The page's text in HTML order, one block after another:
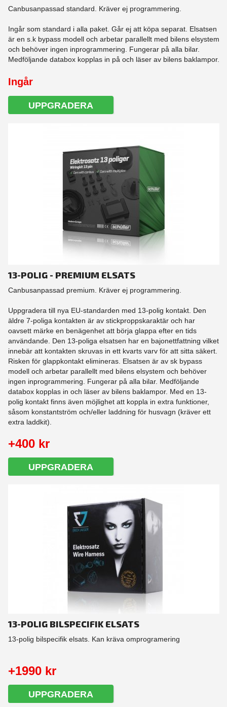
Canbusanpassad standard. Kräver ej programmering.
Ingår som standard i alla paket. Går ej att köpa separat. Elsatsen
är en s.k bypass modell och arbetar parallellt med bilens elsystem
och behöver ingen inprogrammering. Fungerar på alla bilar.
Medföljande databox kopplas in på och läser av bilens baklampor.
Ingår
UPPGRADERA
13-POLIG - PREMIUM ELSATS
Canbusanpassad premium. Kräver ej programmering.
Uppgradera till nya EU-standarden med 13-polig kontakt. Den
äldre 7-poliga kontakten är av stickproppskaraktär och har
oavsett märke en benägenhet att börja glappa efter en tids
användande. Den 13-poliga elsatsen har en bajonettfattning vilket
innebär att kontakten skruvas in ett kvarts varv för att sitta säkert.
Risken för glappkontakt elimineras. Elsatsen är av sk bypass
modell och arbetar parallellt med bilens elsystem och behöver
ingen inprogrammering. Fungerar på alla bilar. Medföljande
databox kopplas in och läser av bilens baklampor. Med en 13-
polig kontakt finns även möjlighet att koppla in extra funktioner,
såsom konstantström och/eller laddning för husvagn (kräver ett
extra laddkit).
+400 kr
UPPGRADERA
13-POLIG BILSPECIFIK ELSATS
13-polig bilspecifik elsats. Kan kräva omprogramering
+1990 kr
UPPGRADERA